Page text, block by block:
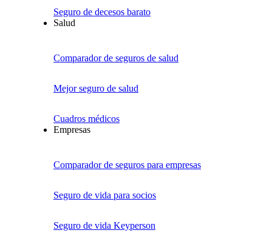
Seguro de decesos barato
Salud
Comparador de seguros de salud
Mejor seguro de salud
Cuadros médicos
Empresas
Comparador de seguros para empresas
Seguro de vida para socios
Seguro de vida Keyperson